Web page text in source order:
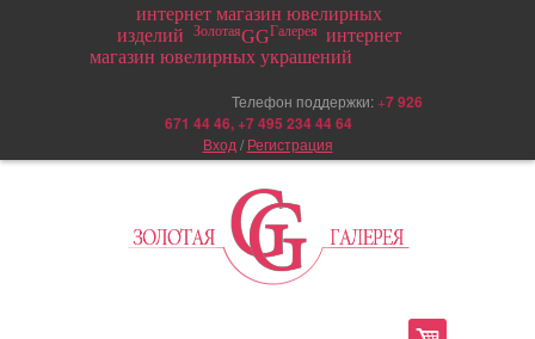
интернет магазин ювелирных
изделий
ЗолотаяGGГалерея интернет
магазин ювелирных украшений
Телефон поддержки: +7 926
671 44 46, +7 495 234 44 64
Вход / Регистрация